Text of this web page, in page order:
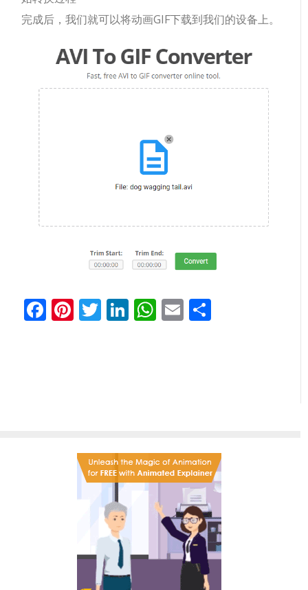
完成后，我们就可以将动画GIF下载到我们的设备上。
Facebook
Pinterest
Twitter
LinkedIn
WhatsApp
Email